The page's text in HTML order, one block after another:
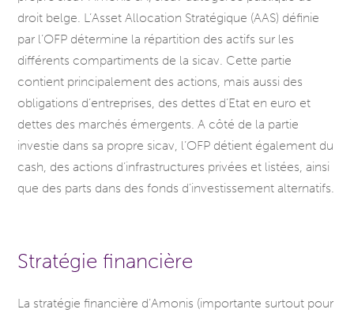
droit belge. L’Asset Allocation Stratégique (AAS) définie
par l’OFP détermine la répartition des actifs sur les
différents compartiments de la sicav. Cette partie
contient principalement des actions, mais aussi des
obligations d’entreprises, des dettes d’Etat en euro et
dettes des marchés émergents. A côté de la partie
investie dans sa propre sicav, l’OFP détient également du
cash, des actions d’infrastructures privées et listées, ainsi
que des parts dans des fonds d’investissement alternatifs.
Stratégie financière
La stratégie financière d’Amonis (importante surtout pour